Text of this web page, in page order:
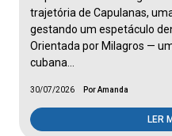
trajetória de Capulanas,
gestando um espetáculo
Orientada por Milagros —
cubana…
30/07/2026 Por Amanda
LER